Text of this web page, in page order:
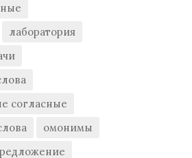
лаборатория
согласные
омонимы